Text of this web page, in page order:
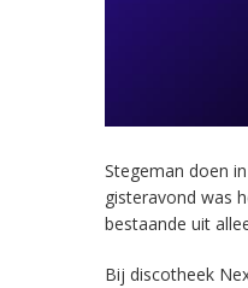
Stegeman doen
gisteravond was
bestaande uit
Bij discotheek